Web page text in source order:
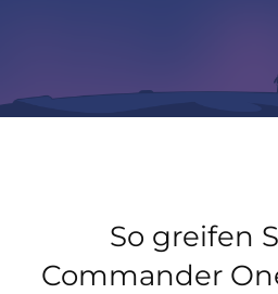
So greifen
Commander